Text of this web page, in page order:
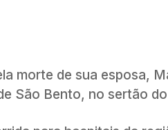
morte de sua esposa,
São Bento, no sertão